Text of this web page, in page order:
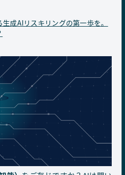
成AIリスキリングの第一歩を。